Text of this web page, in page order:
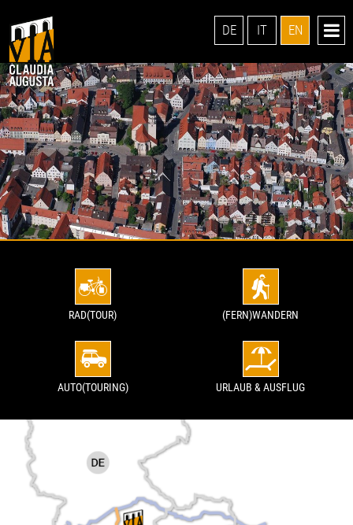
DE IT EN
RAD(TOUR) (FERN)WANDERN
AUTO(TOURING) URLAUB & AUSFLUG